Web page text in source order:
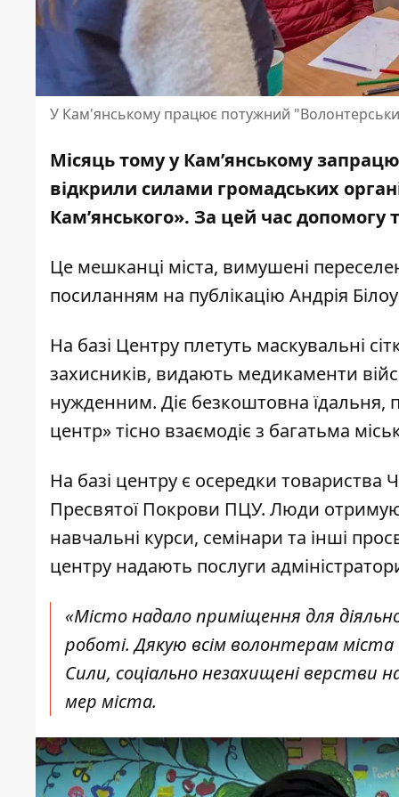
У Кам'янському працює потужний
Місяць тому у Кам’янському
відкрили силами громадських
Кам’янського». За цей час
Це мешканці міста, вимушені
посиланням на публікацію Андрія
На базі Центру плетуть маскувальні
захисників, видають медикаменти
нужденним. Діє безкоштовна їдальня,
центр» тісно взаємодіє з багатьма
На базі центру є осередки товариства
Пресвятої Покрови ПЦУ. Люди
навчальні курси, семінари та інші
центру надають послуги
«Місто надало приміщення для
роботі. Дякую всім волонтерам міста
Сили, соціально незахищені
мер міста.